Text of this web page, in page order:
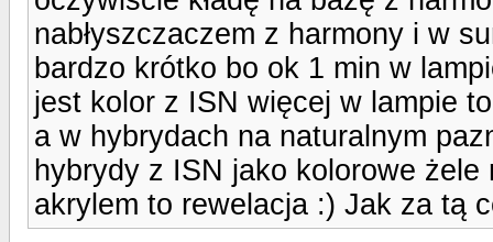
nabłyszczaczem z harmony i w
bardzo krótko bo ok 1 min w
jest kolor z ISN więcej w lampie
a w hybrydach na naturalnym
hybrydy z ISN jako kolorowe
akrylem to rewelacja :) Jak za tą